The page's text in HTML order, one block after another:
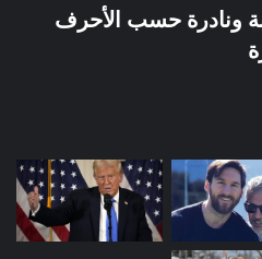
ونادرة حسب الأحرف